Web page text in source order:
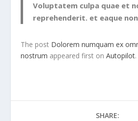
Voluptatem culpa quae et
reprehenderit. et eaque
The post Dolorem numquam ex
nostrum appeared first onAutopilot.
SHARE: